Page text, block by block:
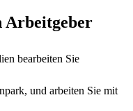
Arbeitgeber
bearbeiten Sie
und arbeiten Sie mit